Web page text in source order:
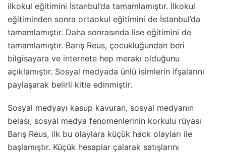
ilkokul eğitimini İstanbul’da tamamlamıştır. İlkokul
eğitiminden sonra ortaokul eğitimini de İstanbul’da
tamamlamıştır. Daha sonrasında lise eğitimini de
tamamlamıştır. Barış Reus, çocukluğundan beri
bilgisayara ve internete hep merakı olduğunu
açıklamıştır. Sosyal medyada ünlü isimlerin ifşalarını
paylaşarak belirli kitle edinmiştir.
Sosyal medyayı kasup kavuran, sosyal medyanın
belası, sosyal medya fenomenlerinin korkulu rüyası
Barış Reus, ilk bu olaylara küçük hack olayları ile
başlamıştır. Küçük hesaplar çalarak satışlarını